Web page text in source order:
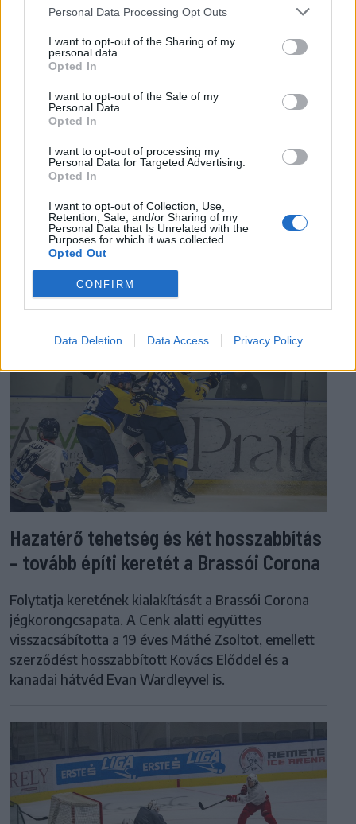
Personal Data Processing Opt Outs
I want to opt-out of the Sharing of my
personal data.
Opted In
I want to opt-out of the Sale of my
Personal Data.
Opted In
I want to opt-out of processing my
Personal Data for Targeted Advertising.
Opted In
I want to opt-out of Collection, Use,
Retention, Sale, and/or Sharing of my
Personal Data that Is Unrelated with the
Purposes for which it was collected.
Opted Out
CONFIRM
Data Deletion Data Access Privacy Policy
Már csak 4-5 napig működhet a jelenlegi
körülmények között a cernavodai
Százszázalékos kamatra adott kölcsönt a
letartóztatott uzsorás. Akár 40 fok is várható
vasárnap a nyugati országrészben.
EZ IS ÉRDEKELHETI
Hazatérő tehetség és két hosszabbítás
– tovább építi keretét a Brassói Corona
Folytatja keretének kialakítását a Brassói Corona
jégkorongcsapata. A Cenk alatti együttes
visszacsábította a 19 éves Máthé Zsoltot, emellett
szerződést hosszabbított Kovács Előddel és a
kanadai hátvéd Evan Wardleyvel is.